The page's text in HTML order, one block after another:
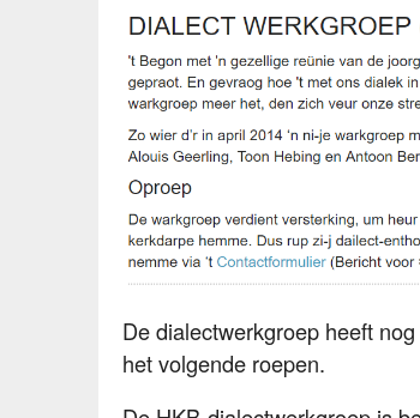
De dialectwerkgroep heeft
het volgende roepen.